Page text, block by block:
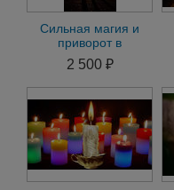
Сильная магия и
приворот в
Петрозаводске
2 500 ₽